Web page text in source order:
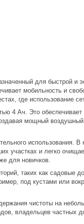
для быстрой и
мобильность и
где использование
4 Ач. Это
мощный
использования.
участках и легко
для новичков.
таких как садовые
под кустами или
чистоты на
владельцев частных